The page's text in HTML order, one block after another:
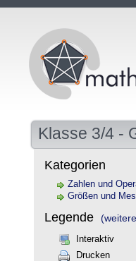
Klasse 3/4 -
Kategorien
Zahlen und
Größen und
Legende
Interaktiv
Drucken